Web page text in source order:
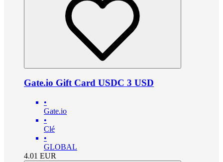
Gate.io Gift Card USDC 3 USD
•
Gate.io
•
Clé
•
GLOBAL
4.01 EUR